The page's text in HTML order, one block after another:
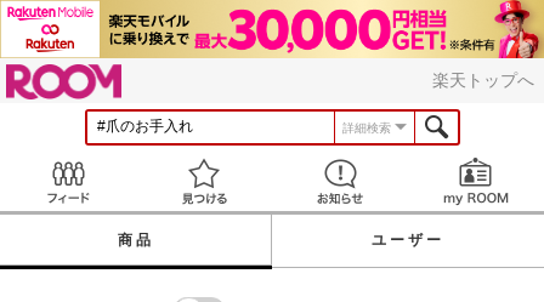
楽天トップへ
詳細検索
見つける お知らせ
商品 ユーザー